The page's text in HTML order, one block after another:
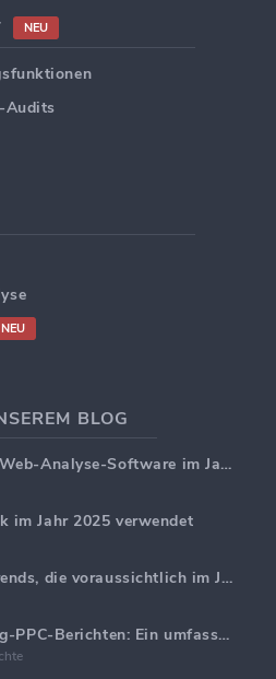
NEU
Audits
NEU
BLOG
Top 5 Funktionen von Web-Analyse-Software im Jahr 2025
im Jahr 2025 verwendet
Top 5 Web-Analyse-Trends, die voraussichtlich im Jahr 2025 dominieren werden
Erstellen von Marketing-PPC-Berichten: Ein umfassender Leitfaden